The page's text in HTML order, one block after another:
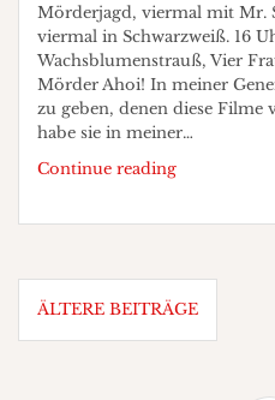
Mörderjagd, viermal mit Mr.
viermal in Schwarzweiß. 16
Wachsblumenstrauß, Vier
Mörder Ahoi! In meiner
zu geben, denen diese
habe sie in meiner…
Continue readingHeiden
Paddington“
Beitragsnavigation
ÄLTERE BEITRÄGE